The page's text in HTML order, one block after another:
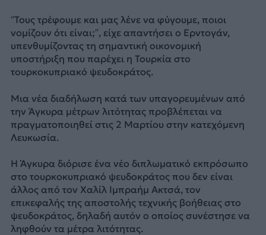
“Τους τρέφουμε και μας λένε να φύγουμε, ποιοι
νομίζουν ότι είναι;”, είχε απαντήσει ο Ερντογάν,
υπενθυμίζοντας τη σημαντική οικονομική
υποστήριξη που παρέχει η Τουρκία στο
τουρκοκυπριακό ψευδοκράτος.
Μια νέα διαδήλωση κατά των υπαγορευμένων από
την Άγκυρα μέτρων λιτότητας προβλέπεται να
πραγματοποιηθεί στις 2 Μαρτίου στην κατεχόμενη
Λευκωσία.
Η Άγκυρα διόρισε ένα νέο διπλωματικό εκπρόσωπο
στο τουρκοκυπριακό ψευδοκράτος που δεν είναι
άλλος από τον Χαλίλ Ιμπραήμ Ακτσά, τον
επικεφαλής της αποστολής τεχνικής βοήθειας στο
ψευδοκράτος, δηλαδή αυτόν ο οποίος συνέστησε να
ληφθούν τα μέτρα λιτότητας.